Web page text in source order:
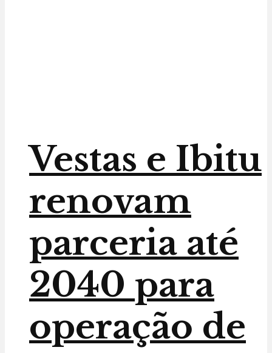
Vestas e Ibitu
renovam
parceria até
2040 para
operação de